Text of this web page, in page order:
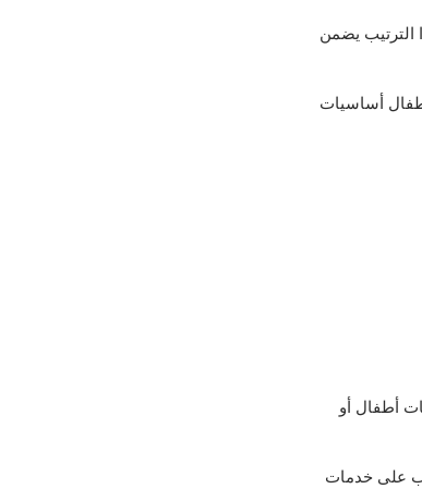
الترتيب يضمن
أساسيات
أطفال أو
على خدمات